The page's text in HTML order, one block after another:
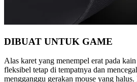
DIBUAT UNTUK GAME
Alas karet yang menempel erat pada
fleksibel tetap di tempatnya dan
mengganggu gerakan mouse yang